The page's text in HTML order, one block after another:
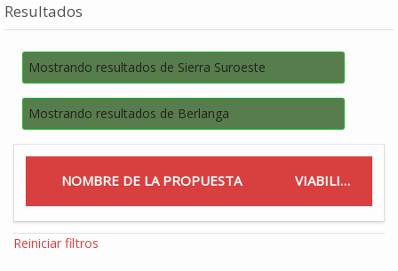
Resultados
Mostrando resultados de Sierra Suroeste
Mostrando resultados de Berlanga
NOMBRE DE LA PROPUESTA VIABILIDAD
Reiniciar filtros